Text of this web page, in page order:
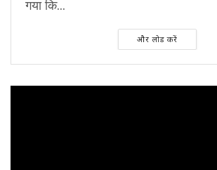
गया कि...
और लोड करें